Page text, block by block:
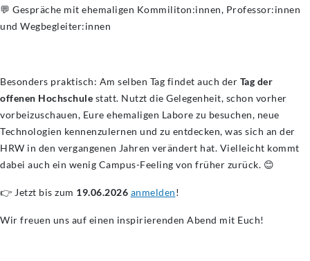
💬 Gespräche mit ehemaligen Kommiliton:innen, Professor:innen
und Wegbegleiter:innen
Besonders praktisch: Am selben Tag findet auch der Tag der
offenen Hochschule statt. Nutzt die Gelegenheit, schon vorher
vorbeizuschauen, Eure ehemaligen Labore zu besuchen, neue
Technologien kennenzulernen und zu entdecken, was sich an der
HRW in den vergangenen Jahren verändert hat. Vielleicht kommt
dabei auch ein wenig Campus-Feeling von früher zurück. 😊
👉 Jetzt bis zum 19.06.2026 anmelden!
Wir freuen uns auf einen inspirierenden Abend mit Euch!